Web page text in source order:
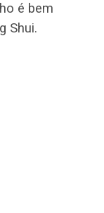
é bem
Shui.